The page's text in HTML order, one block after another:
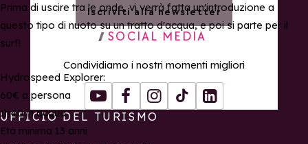
Prima di uscire tra le onde, vi verrà fatta un'introduzione a
questo tipo di nuoto su un tratto d'acqua, e poi si parte per il
surf!
Hydrospeed Explorer:
60€ a persona
1h40 in acqua
Età minima 13 anni
Iscriviti alla newsletter
SOCIAL MEDIA
Condividiamo i nostri momenti migliori
YoutubeFacebookInstagram
Tiktok LinkedIn
UFFICIO DEL TURISMO